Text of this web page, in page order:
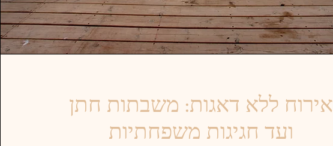
אירוח ללא דאגות: משבתות חתן
ועד חגיגות משפחתיות